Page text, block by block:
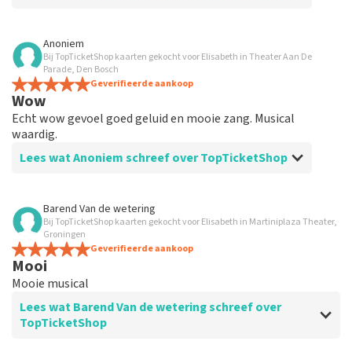
Beoordeling van Anoniem over
Goed
Anoniem
Bij TopTicketShop kaarten gekocht voor Elisabeth in Theater Aan De
Parade, Den Bosch
Geverifieerde aankoop
Wow
Echt wow gevoel goed geluid en mooie zang. Musical
waardig.
Lees wat Anoniem schreef over TopTicketShop
Beoordeling van Anoniem over
Goed
Goed
Barend Van de wetering
Bij TopTicketShop kaarten gekocht voor Elisabeth in Martiniplaza Theater,
Groningen
Geverifieerde aankoop
Mooi
Mooie musical
Lees wat Barend Van de wetering schreef over
TopTicketShop